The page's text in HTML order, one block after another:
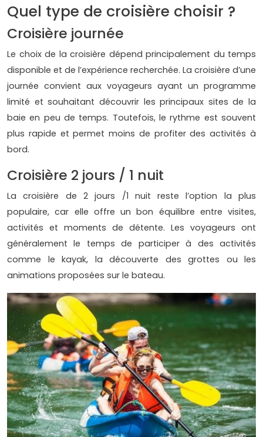
Quel type de croisière choisir ?
Croisière journée
Le choix de la croisière dépend principalement du temps
disponible et de l’expérience recherchée. La croisière d’une
journée convient aux voyageurs ayant un programme
limité et souhaitant découvrir les principaux sites de la
baie en peu de temps. Toutefois, le rythme est souvent
plus rapide et permet moins de profiter des activités à
bord.
Croisière 2 jours / 1 nuit
La croisière de 2 jours /1 nuit reste l’option la plus
populaire, car elle offre un bon équilibre entre visites,
activités et moments de détente. Les voyageurs ont
généralement le temps de participer à des activités
comme le kayak, la découverte des grottes ou les
animations proposées sur le bateau.